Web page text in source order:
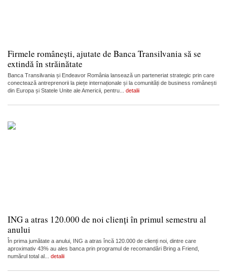
Firmele românești, ajutate de Banca Transilvania să se
extindă în străinătate
Banca Transilvania și Endeavor România lansează un parteneriat strategic prin care
conectează antreprenorii la piețe internaționale și la comunități de business românești
din Europa și Statele Unite ale Americii, pentru... detalii
ING a atras 120.000 de noi clienți în primul semestru al
anului
În prima jumătate a anului, ING a atras încă 120.000 de clienți noi, dintre care
aproximativ 43% au ales banca prin programul de recomandări Bring a Friend,
numărul total al... detalii